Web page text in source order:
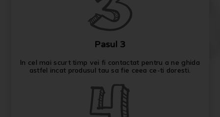
Pasul 3
In cel mai scurt timp vei fi contactat pentru a ne ghida
astfel incat produsul tau sa fie ceea ce-ti doresti.